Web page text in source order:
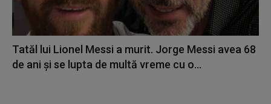
Tatăl lui Lionel Messi a murit. Jorge Messi avea 68
de ani și se lupta de multă vreme cu o...